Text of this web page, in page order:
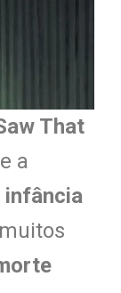
That
a
infância